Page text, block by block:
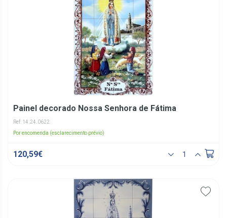
Painel decorado Nossa Senhora de Fátima
Ref: 14.24.0622
Por encomenda (esclarecimento prévio)
120,59€